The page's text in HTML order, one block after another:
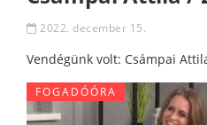
2022. december 15.
Vendégünk volt: Csámpai
FOGADÓÓRA